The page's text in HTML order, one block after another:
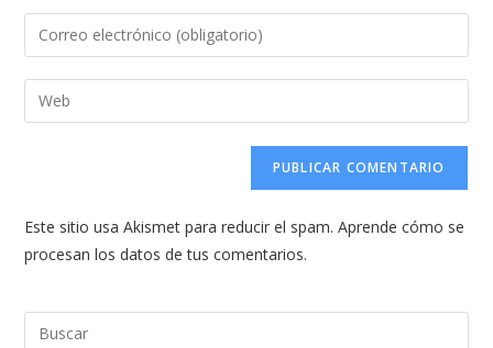
nombre
de
usuario
Introduce
tu
dirección
de
comentar
Introduce
la
web
(opcional)
Este sitio usa Akismet para reducir el spam.Aprende cómo se
procesan los datos de tus comentarios.